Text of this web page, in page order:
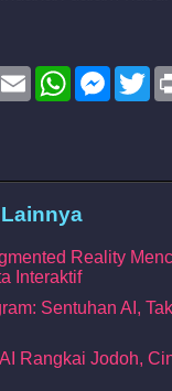
EmailWhatsApp
Reality
Interaktif
Sentuhan AI,
Rangkai Jodoh,